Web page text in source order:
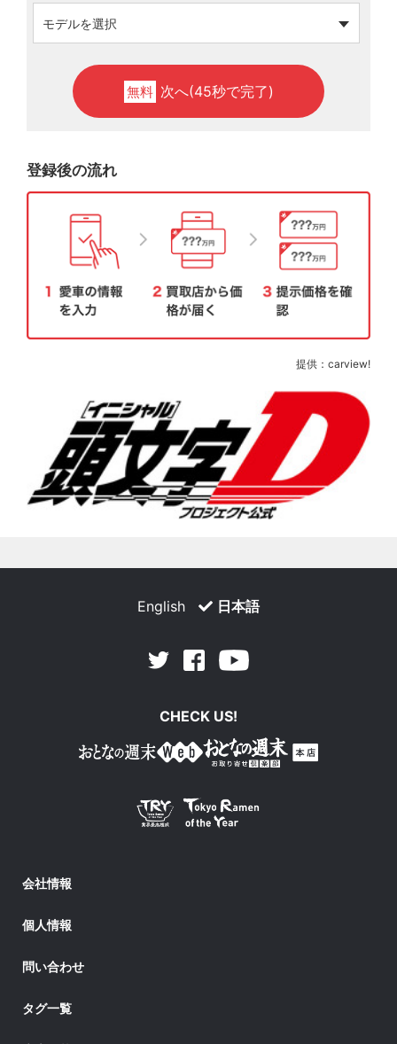
無料 次へ(45秒で完了)
登録後の流れ
提供：carview!
English 日本語
Twitter Facebook
CHECK US!
会社情報
個人情報
問い合わせ
タグ一覧